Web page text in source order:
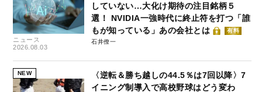
ニュース
2026.08.03
していない…大化け期待の注目銘柄５
選！ NVIDIA一強時代に終止符を打つ「誰
もが知っている」あの会社とは
有料
石井僚一
NEW
〈逆転＆勝ち越しの44.5％は7回以降〉7
イニング制導入で高校野球はどう変わ